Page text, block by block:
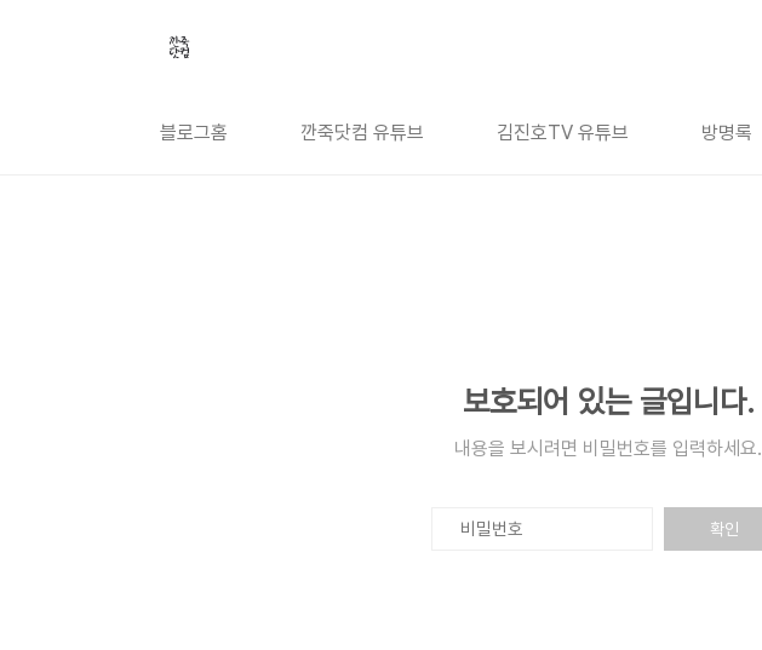
블로그홈 깐죽닷컴 유튜브 김진호TV 유튜브 방명록
보호되어 있는 글입니다.
내용을 보시려면 비밀번호를 입력하세요.
확인